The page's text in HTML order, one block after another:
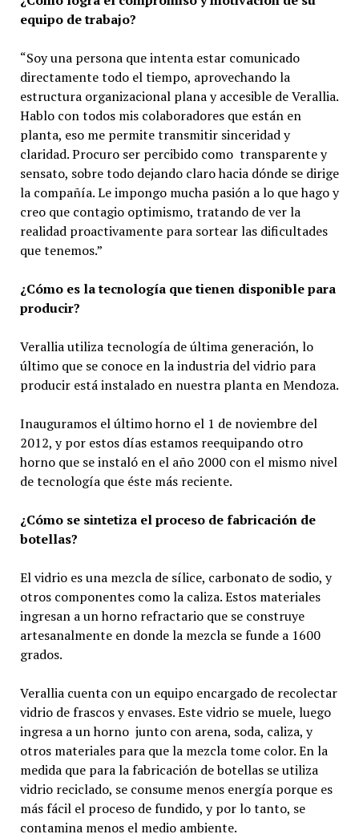
equipo de trabajo?
“Soy una persona que intenta estar comunicado
directamente todo el tiempo, aprovechando la
estructura organizacional plana y accesible de Verallia.
Hablo con todos mis colaboradores que están en
planta, eso me permite transmitir sinceridad y
claridad. Procuro ser percibido como transparente y
sensato, sobre todo dejando claro hacia dónde se dirige
la compañía. Le impongo mucha pasión a lo que hago y
creo que contagio optimismo, tratando de ver la
realidad proactivamente para sortear las dificultades
que tenemos.”
¿Cómo es la tecnología que tienen disponible para
producir?
Verallia utiliza tecnología de última generación, lo
último que se conoce en la industria del vidrio para
producir está instalado en nuestra planta en Mendoza.
Inauguramos el último horno el 1 de noviembre del
2012, y por estos días estamos reequipando otro
horno que se instaló en el año 2000 con el mismo nivel
de tecnología que éste más reciente.
¿Cómo se sintetiza el proceso de fabricación de
botellas?
El vidrio es una mezcla de sílice, carbonato de sodio, y
otros componentes como la caliza. Estos materiales
ingresan a un horno refractario que se construye
artesanalmente en donde la mezcla se funde a 1600
grados.
Verallia cuenta con un equipo encargado de recolectar
vidrio de frascos y envases. Este vidrio se muele, luego
ingresa a un horno junto con arena, soda, caliza, y
otros materiales para que la mezcla tome color. En la
medida que para la fabricación de botellas se utiliza
vidrio reciclado, se consume menos energía porque es
más fácil el proceso de fundido, y por lo tanto, se
contamina menos el medio ambiente.